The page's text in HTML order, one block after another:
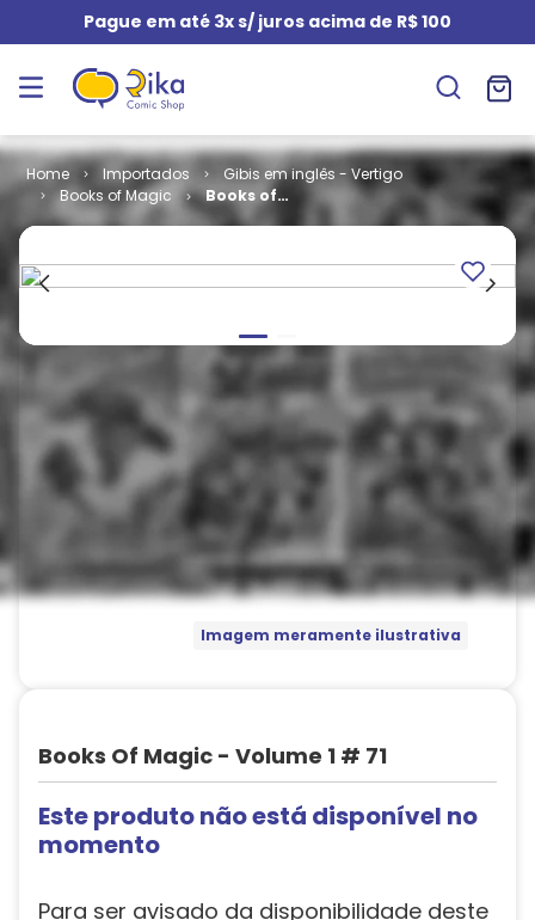
Pague em até 3x s/ juros acima de R$ 100
Importados
Gibis em inglês - Vertigo
Books of Magic
Books of
Magic -
Imagem meramente ilustrativa
Books Of Magic - Volume 1 # 71
Este produto não está disponível no
momento
Para ser avisado da disponibilidade deste